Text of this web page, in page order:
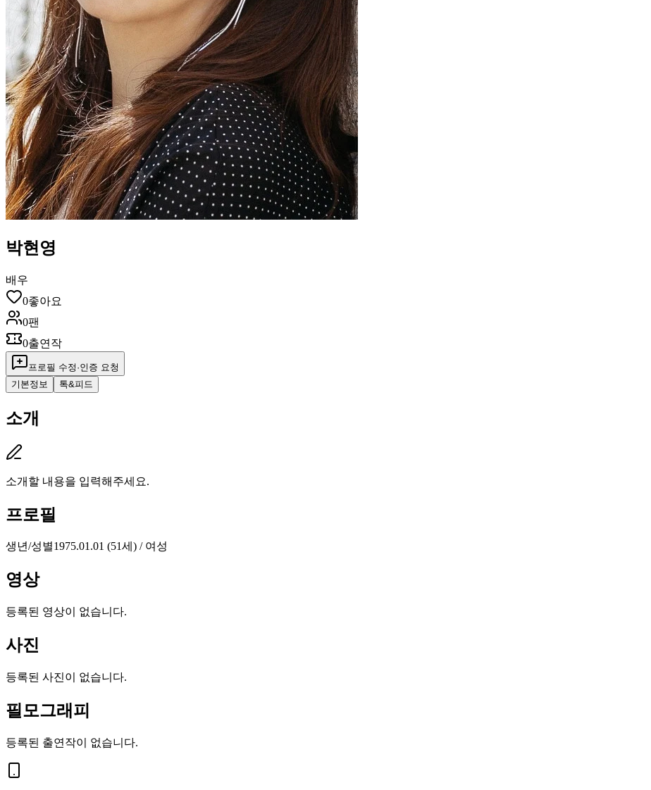
박현영
배우
0좋아요
0팬
0출연작
프로필 수정·인증 요청
기본정보
톡&피드
소개
소개할 내용을 입력해주세요.
프로필
생년/성별1975.01.01 (51세) / 여성
영상
등록된 영상이 없습니다.
사진
등록된 사진이 없습니다.
필모그래피
등록된 출연작이 없습니다.